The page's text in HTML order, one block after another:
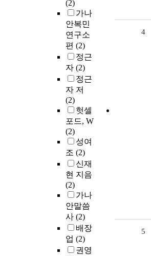
(2)
가나
안복민
연구소
편 (2)
정근
자 (2)
정근
자 저
(2)
헛셀
포드, W
(2)
성여
조 (2)
신재
현 지음
(2)
가나
안말씀
사 (2)
배장
업 (2)
권영
4
5